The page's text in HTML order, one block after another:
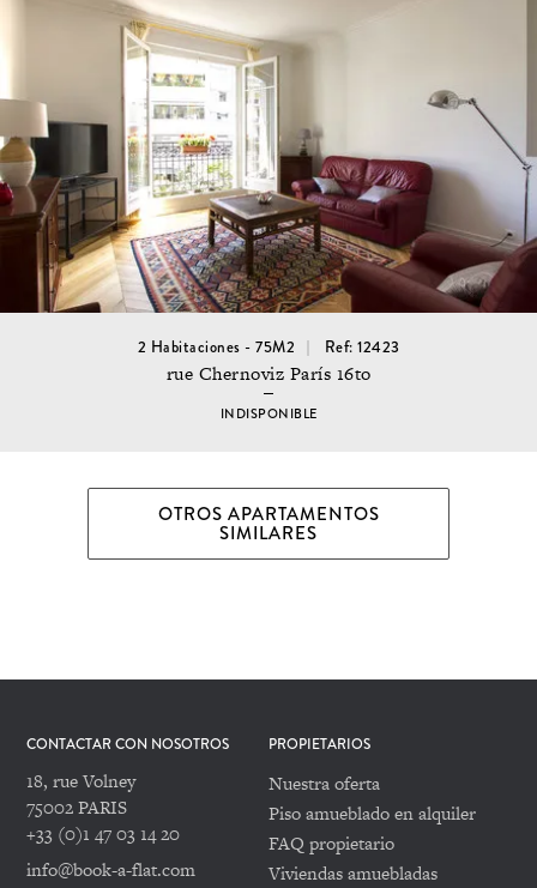
2 Habitaciones - 75M2 Ref: 12423
rue Chernoviz París 16to
INDISPONIBLE
OTROS APARTAMENTOS
SIMILARES
CONTACTAR CON NOSOTROS
18, rue Volney
75002 PARIS
+33 (0)1 47 03 14 20
info@book-a-flat.com
PROPIETARIOS
Nuestra oferta
Piso amueblado en alquiler
FAQ propietario
Viviendas amuebladas